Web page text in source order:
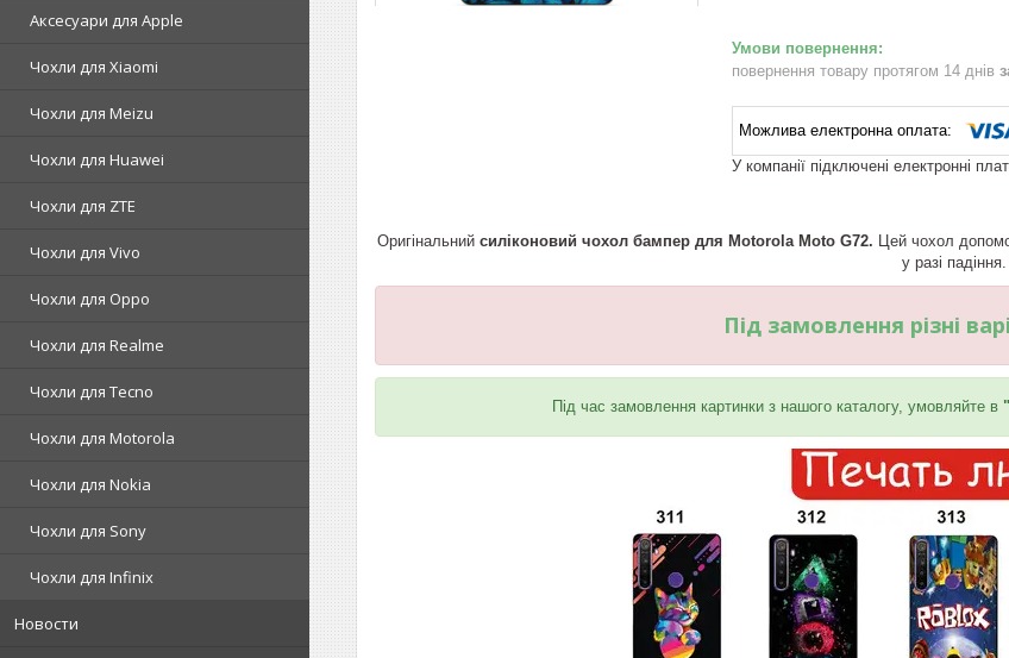
Аксесуари для Apple
Чохли для Xiaomi
Чохли для Meizu
Чохли для Huawei
Чохли для ZTE
Чохли для Vivo
Чохли для Oppo
Чохли для Realme
Чохли для Tecno
Чохли для Motorola
Чохли для Nokia
Чохли для Sony
Чохли для Infinix
Новости
повернення товару протягом 14 днів
У компанії підключені електронні
Оригінальний силіконовий чохол бампер для Motorola Moto G72. Цей чохол
у разі падіння.
Під замовлення різні
Під час замовлення картинки з нашого каталогу, умовляйте в